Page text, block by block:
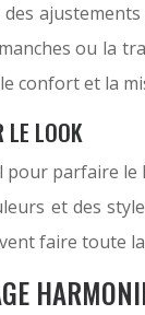
ou la
confort et la
LE LOOK
pour parfaire
et des
faire toute